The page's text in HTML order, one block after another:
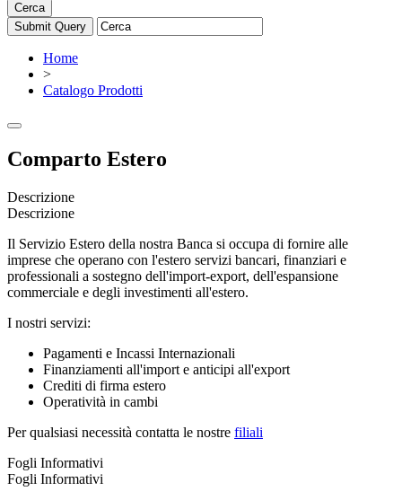
Cerca
Home
>
Catalogo Prodotti
Comparto Estero
Descrizione
Descrizione
Il Servizio Estero della nostra Banca si occupa di fornire alle
imprese che operano con l'estero servizi bancari, finanziari e
professionali a sostegno dell'import-export, dell'espansione
commerciale e degli investimenti all'estero.
I nostri servizi:
Pagamenti e Incassi Internazionali
Finanziamenti all'import e anticipi all'export
Crediti di firma estero
Operatività in cambi
Per qualsiasi necessità contatta le nostre filiali
Fogli Informativi
Fogli Informativi